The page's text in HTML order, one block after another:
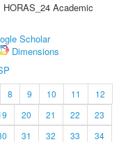
Academic
Scholar
Dimensions
8 9 10 11
12
20 21 22
23
31 32 33
34